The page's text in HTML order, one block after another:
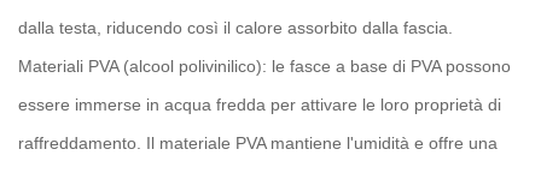
dalla testa, riducendo così il calore assorbito dalla fascia.
Materiali PVA (alcool polivinilico): le fasce a base di PVA possono
essere immerse in acqua fredda per attivare le loro proprietà di
raffreddamento. Il materiale PVA mantiene l'umidità e offre una